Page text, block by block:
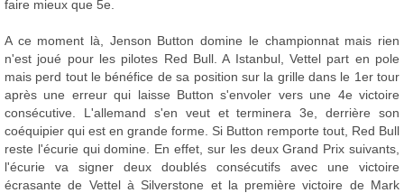
faire mieux que 5e.
A ce moment là, Jenson Button domine le championnat mais rien
n'est joué pour les pilotes Red Bull. A Istanbul, Vettel part en pole
mais perd tout le bénéfice de sa position sur la grille dans le 1er tour
après une erreur qui laisse Button s'envoler vers une 4e victoire
consécutive. L'allemand s'en veut et terminera 3e, derrière son
coéquipier qui est en grande forme. Si Button remporte tout, Red Bull
reste l'écurie qui domine. En effet, sur les deux Grand Prix suivants,
l'écurie va signer deux doublés consécutifs avec une victoire
écrasante de Vettel à Silverstone et la première victoire de Mark